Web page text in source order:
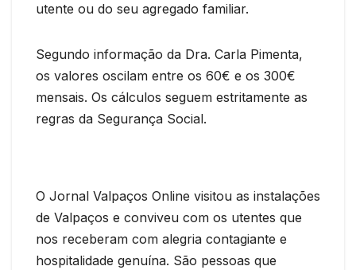
utente ou do seu agregado familiar.
Segundo informação da Dra. Carla Pimenta,
os valores oscilam entre os 60€ e os 300€
mensais. Os cálculos seguem estritamente as
regras da Segurança Social.
O Jornal Valpaços Online visitou as instalações
de Valpaços e conviveu com os utentes que
nos receberam com alegria contagiante e
hospitalidade genuína. São pessoas que